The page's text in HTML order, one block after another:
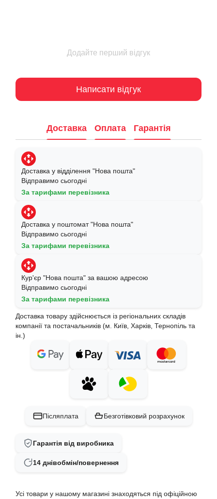
Додайте перший відгук
Написати відгук
Доставка Оплата Гарантія
Доставка у відділення "Нова пошта"
Відправимо сьогодні
За тарифами перевізника
Доставка у поштомат "Нова пошта"
Відправимо сьогодні
За тарифами перевізника
Кур'єр "Нова пошта" за вашою адресою
Відправимо сьогодні
За тарифами перевізника
Доставка товару здійснюється із регіональних складів
компанії та постачальників (м. Київ, Харків, Тернопіль та
ін.)
Післяплата Безготівковий розрахунок
Гарантія від виробника
14 днівобмін/повернення
Усі товари у нашому магазині знаходяться під офіційною